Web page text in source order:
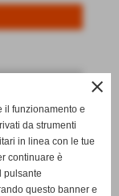
close
il funzionamento e
da strumenti
in linea con le tue
continuare è
pulsante
questo banner e